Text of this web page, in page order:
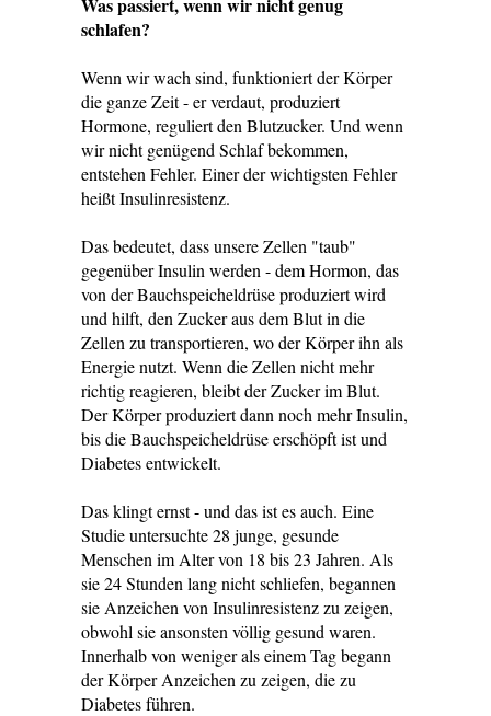
schlafen?
Wenn wir wach sind, funktioniert der Körper
die ganze Zeit - er verdaut, produziert
Hormone, reguliert den Blutzucker. Und wenn
wir nicht genügend Schlaf bekommen,
entstehen Fehler. Einer der wichtigsten Fehler
heißt Insulinresistenz.
Das bedeutet, dass unsere Zellen "taub"
gegenüber Insulin werden - dem Hormon, das
von der Bauchspeicheldrüse produziert wird
und hilft, den Zucker aus dem Blut in die
Zellen zu transportieren, wo der Körper ihn als
Energie nutzt. Wenn die Zellen nicht mehr
richtig reagieren, bleibt der Zucker im Blut.
Der Körper produziert dann noch mehr Insulin,
bis die Bauchspeicheldrüse erschöpft ist und
Diabetes entwickelt.
Das klingt ernst - und das ist es auch. Eine
Studie untersuchte 28 junge, gesunde
Menschen im Alter von 18 bis 23 Jahren. Als
sie 24 Stunden lang nicht schliefen, begannen
sie Anzeichen von Insulinresistenz zu zeigen,
obwohl sie ansonsten völlig gesund waren.
Innerhalb von weniger als einem Tag begann
der Körper Anzeichen zu zeigen, die zu
Diabetes führen.